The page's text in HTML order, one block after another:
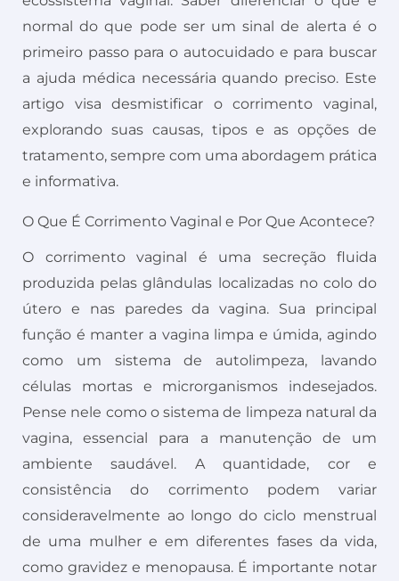
normal do que pode ser um sinal de alerta é o
primeiro passo para o autocuidado e para buscar
a ajuda médica necessária quando preciso. Este
artigo visa desmistificar o corrimento vaginal,
explorando suas causas, tipos e as opções de
tratamento, sempre com uma abordagem prática
e informativa.
O Que É Corrimento Vaginal e Por Que Acontece?
O corrimento vaginal é uma secreção fluida
produzida pelas glândulas localizadas no colo do
útero e nas paredes da vagina. Sua principal
função é manter a vagina limpa e úmida, agindo
como um sistema de autolimpeza, lavando
células mortas e microrganismos indesejados.
Pense nele como o sistema de limpeza natural da
vagina, essencial para a manutenção de um
ambiente saudável. A quantidade, cor e
consistência do corrimento podem variar
consideravelmente ao longo do ciclo menstrual
de uma mulher e em diferentes fases da vida,
como gravidez e menopausa. É importante notar